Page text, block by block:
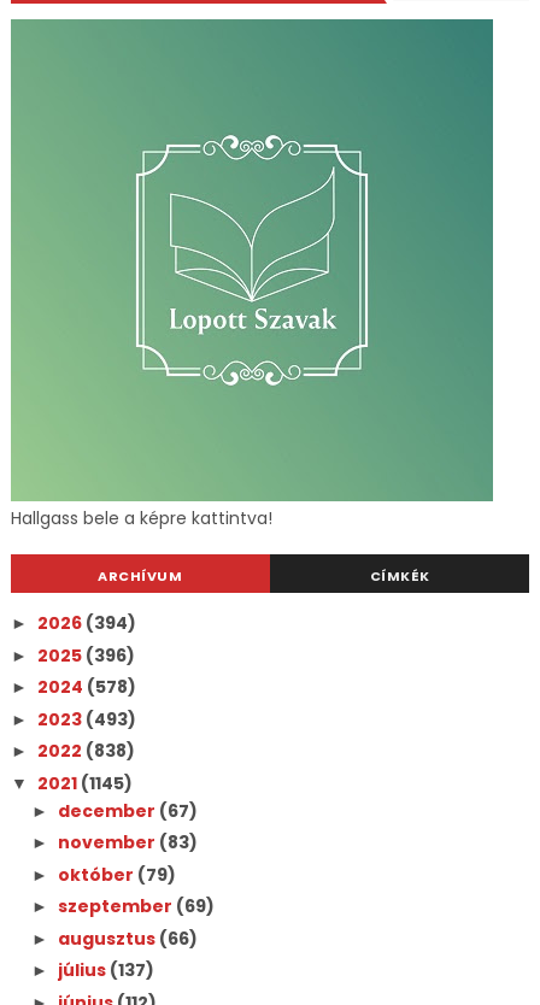
Hallgass bele a képre kattintva!
ARCHÍVUM CÍMKÉK
► 2026 (394)
► 2025 (396)
► 2024 (578)
► 2023 (493)
► 2022 (838)
▼ 2021 (1145)
► december (67)
► november (83)
► október (79)
► szeptember (69)
► augusztus (66)
► július (137)